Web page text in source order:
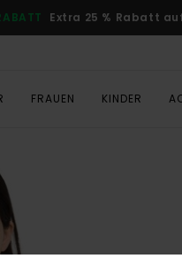
Extra 25 % Rabatt
FRAUEN KINDER